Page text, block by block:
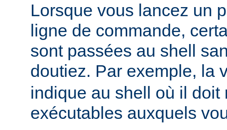
Lorsque vous lancez un
ligne de commande,
sont passées au shell
doutiez. Par exemple, la
indique au shell où il doit
exécutables auxquels